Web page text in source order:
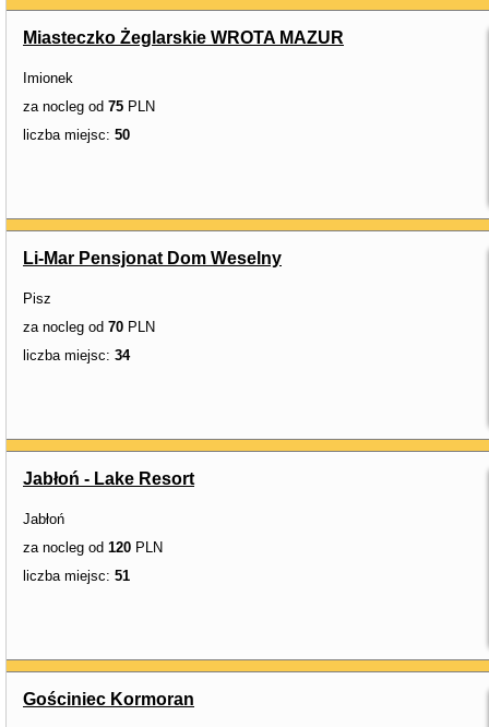
Miasteczko Żeglarskie WROTA MAZUR
Imionek
za nocleg od 75 PLN
liczba miejsc: 50
Li-Mar Pensjonat Dom Weselny
Pisz
za nocleg od 70 PLN
liczba miejsc: 34
Jabłoń - Lake Resort
Jabłoń
za nocleg od 120 PLN
liczba miejsc: 51
Gościniec Kormoran